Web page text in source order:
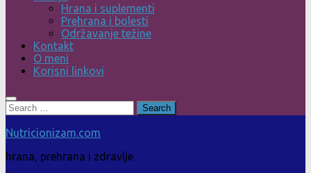
Hrana i suplementi
Prehrana i bolesti
Održavanje težine
Kontakt
O meni
Korisni linkovi
Search
for:
Nutricionizam.com
hrana, prehrana i zdravlje